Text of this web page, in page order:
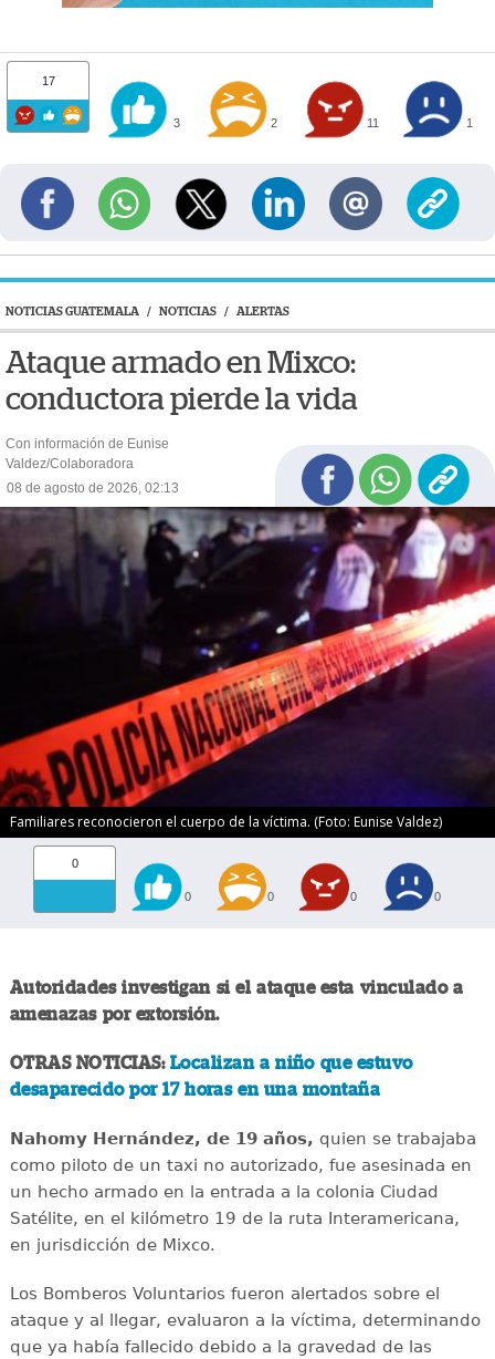
17
3 2 11 1
NOTICIAS GUATEMALA / NOTICIAS / ALERTAS
Ataque armado en Mixco:
conductora pierde la vida
Con información de Eunise
Valdez/Colaboradora
08 de agosto de 2026, 02:13
Familiares reconocieron el cuerpo de la víctima. (Foto: Eunise Valdez)
0
0 0 0 0
Autoridades investigan si el ataque esta vinculado a
amenazas por extorsión.
OTRAS NOTICIAS: Localizan a niño que estuvo
desaparecido por 17 horas en una montaña
Nahomy Hernández, de 19 años, quien se trabajaba
como piloto de un taxi no autorizado, fue asesinada en
un hecho armado en la entrada a la colonia Ciudad
Satélite, en el kilómetro 19 de la ruta Interamericana,
en jurisdicción de Mixco.
Los Bomberos Voluntarios fueron alertados sobre el
ataque y al llegar, evaluaron a la víctima, determinando
que ya había fallecido debido a la gravedad de las